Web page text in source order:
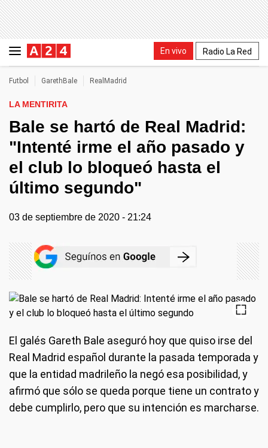
En vivo Radio La Red
Futbol GarethBale RealMadrid
LA MENTIRITA
Bale se hartó de Real Madrid:
"Intenté irme el año pasado y
el club lo bloqueó hasta el
último segundo"
03 de septiembre de 2020 - 21:24
El galés Gareth Bale aseguró hoy que quiso irse del
Real Madrid español durante la pasada temporada y
que la entidad madrileño la negó esa posibilidad, y
afirmó que sólo se queda porque tiene un contrato y
debe cumplirlo, pero que su intención es marcharse.